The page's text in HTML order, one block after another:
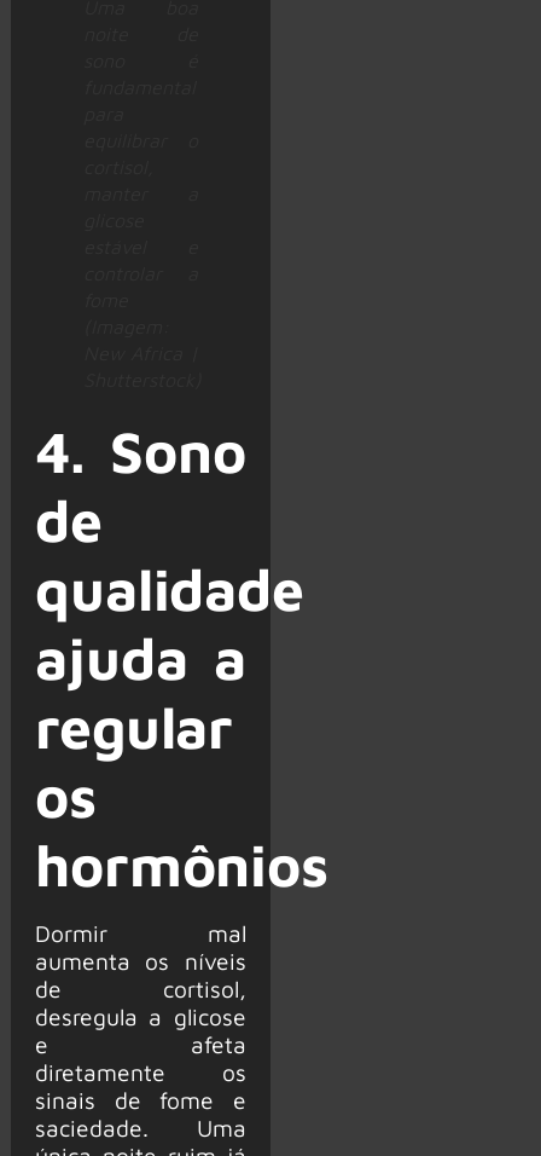
4. Sono
de
qualidade
ajuda a
regular
os
hormônios
Dormir mal
aumenta os níveis
de cortisol,
desregula a glicose
e afeta
diretamente os
sinais de fome e
saciedade. Uma